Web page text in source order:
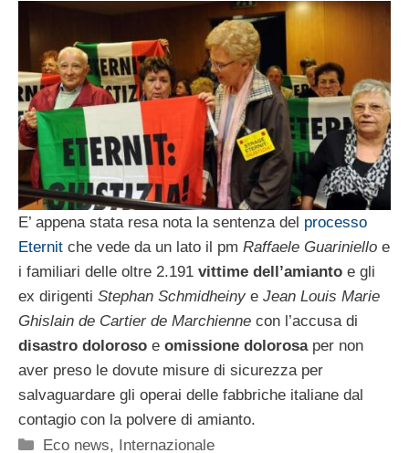
E’ appena stata resa nota la sentenza del processo
Eternit che vede da un lato il pm Raffaele Guariniello e
i familiari delle oltre 2.191 vittime dell’amianto e gli
ex dirigenti Stephan Schmidheiny e Jean Louis Marie
Ghislain de Cartier de Marchienne con l’accusa di
disastro doloroso e omissione dolorosaper non
aver preso le dovute misure di sicurezza per
salvaguardare gli operai delle fabbriche italiane dal
contagio con la polvere di amianto.
Categorie
Eco news, Internazionale